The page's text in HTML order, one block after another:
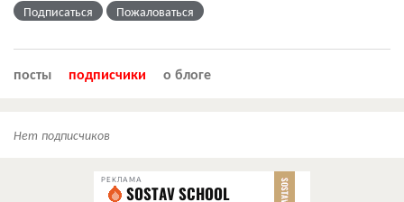
Подписаться Пожаловаться
посты подписчики о блоге
Нет подписчиков
РЕКЛАМА